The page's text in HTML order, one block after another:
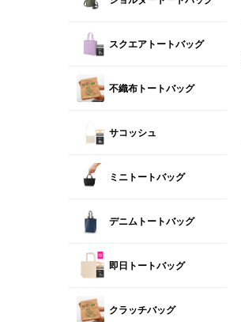
スクエアトートバッグ
不織布トートバッグ
サコッシュ
ミニトートバッグ
デニムトートバッグ
即日トートバッグ
クラッチバッグ